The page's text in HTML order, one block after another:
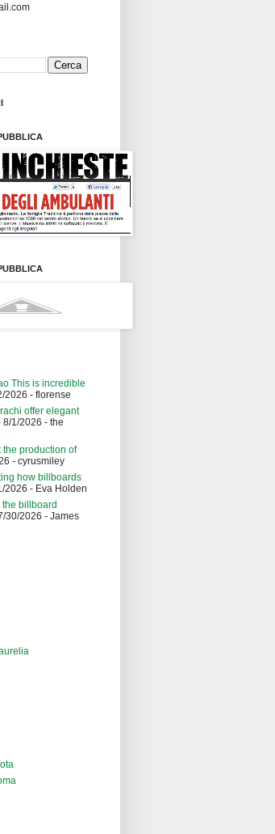
This is incredible
2026 - florense
offer elegant
8/1/2026 - the
the production of
- cyrusmiley
how billboards
2026 - Eva Holden
the billboard
30/2026 - James